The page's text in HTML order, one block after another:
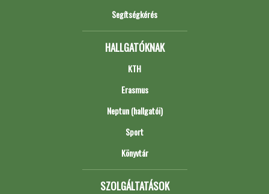
Segítségkérés
HALLGATÓKNAK
KTH
Erasmus
Neptun (hallgatói)
Sport
Könyvtár
SZOLGÁLTATÁSOK